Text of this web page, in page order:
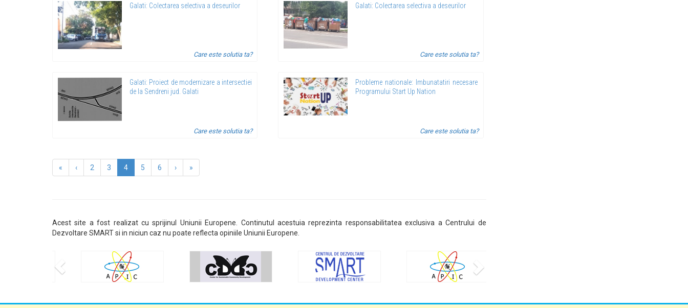
Galati: Colectarea selectiva a deseurilor
Care este solutia ta?
Galati: Colectarea selectiva a deseurilor
Care este solutia ta?
Galati: Proiect de modernizare a intersectiei
de la Sendreni jud. Galati
Care este solutia ta?
Probleme nationale: Imbunatatiri necesare
Programului Start Up Nation
Care este solutia ta?
« ‹ 2 3 4 5 6 › »
Acest site a fost realizat cu sprijinul Uniunii Europene. Continutul acestuia reprezinta responsabilitatea exclusiva a Centrului de
Dezvoltare SMART si in niciun caz nu poate reflecta opiniile Uniunii Europene.